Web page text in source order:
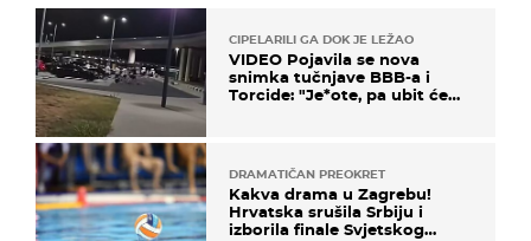
CIPELARILI GA DOK JE LEŽAO
VIDEO Pojavila se nova
snimka tučnjave BBB-a i
Torcide: "Je*ote, pa ubit će
DRAMATIČAN PREOKRET
Kakva drama u Zagrebu!
Hrvatska srušila Srbiju i
izborila finale Svjetskog